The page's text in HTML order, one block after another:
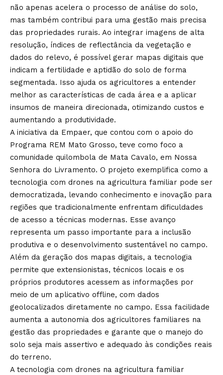
não apenas acelera o processo de análise do solo,
mas também contribui para uma gestão mais precisa
das propriedades rurais. Ao integrar imagens de alta
resolução, índices de reflectância da vegetação e
dados do relevo, é possível gerar mapas digitais que
indicam a fertilidade e aptidão do solo de forma
segmentada. Isso ajuda os agricultores a entender
melhor as características de cada área e a aplicar
insumos de maneira direcionada, otimizando custos e
aumentando a produtividade.
A iniciativa da Empaer, que contou com o apoio do
Programa REM Mato Grosso, teve como foco a
comunidade quilombola de Mata Cavalo, em Nossa
Senhora do Livramento. O projeto exemplifica como a
tecnologia com drones na agricultura familiar pode ser
democratizada, levando conhecimento e inovação para
regiões que tradicionalmente enfrentam dificuldades
de acesso a técnicas modernas. Esse avanço
representa um passo importante para a inclusão
produtiva e o desenvolvimento sustentável no campo.
Além da geração dos mapas digitais, a tecnologia
permite que extensionistas, técnicos locais e os
próprios produtores acessem as informações por
meio de um aplicativo offline, com dados
geolocalizados diretamente no campo. Essa facilidade
aumenta a autonomia dos agricultores familiares na
gestão das propriedades e garante que o manejo do
solo seja mais assertivo e adequado às condições reais
do terreno.
A tecnologia com drones na agricultura familiar